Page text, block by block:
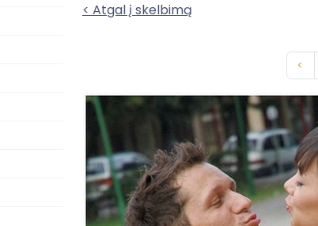
< Atgal į skelbimą
<